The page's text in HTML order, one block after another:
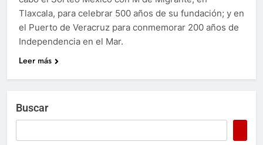
Tlaxcala, para celebrar 500 años de su fundación; y en
el Puerto de Veracruz para conmemorar 200 años de
Independencia en el Mar.
Leer más
Buscar